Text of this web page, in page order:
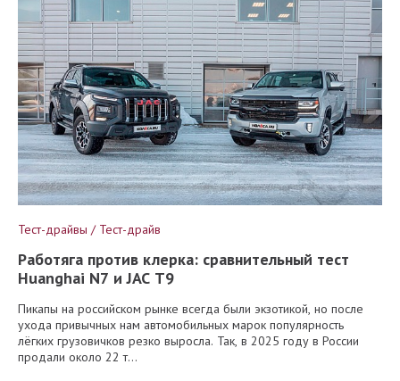
Тест-драйвы / Тест-драйв
Работяга против клерка: сравнительный тест
Huanghai N7 и JAC T9
Пикапы на российском рынке всегда были экзотикой, но после
ухода привычных нам автомобильных марок популярность
лёгких грузовичков резко выросла. Так, в 2025 году в России
продали около 22 т...